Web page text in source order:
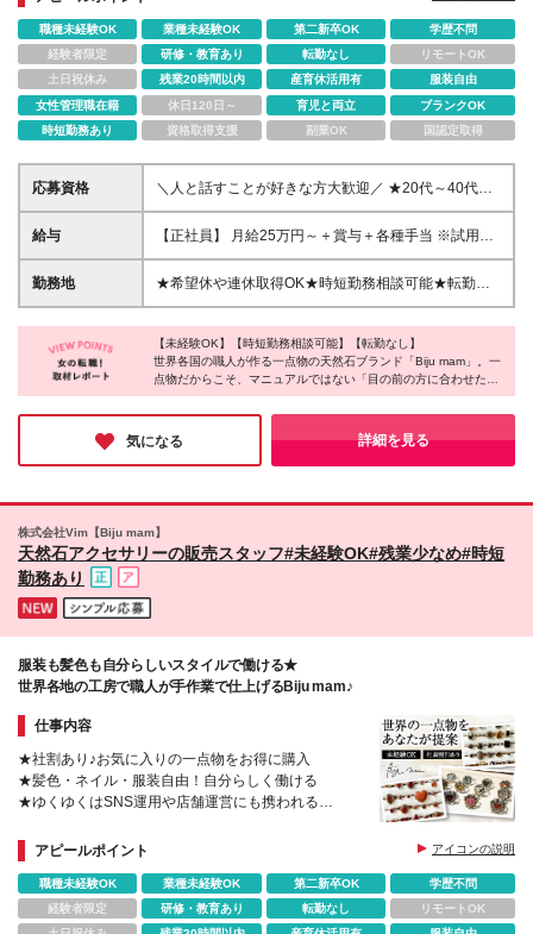
職種未経験OK 業種未経験OK 第二新卒OK
学歴不問
経験者限定
研修・教育あり 転勤なし
リモートOK
土日祝休み
残業20時間以内 産育休活用有
服装自由
女性管理職在籍
休日120日～ 育児と両立
ブランクOK
時短勤務あり
資格取得支援 副業OK 国認定取得
応募資格
＼人と話すことが好きな方大歓迎／ ★20代～40代の
スタッフが活躍中 ◆未経験OK ◆第二新卒歓迎 ◆学歴
不問 ～*業界・職種未経験の人も多数！*～ 飲食店ス
躍しています♪
給与
【正社員】 月給25万円～＋賞与＋各種手当 ※試用期
間6か月あり。期間中は時給1400円となり、その他待
遇に変更はありません。 ※残業代は別途支給します
勤務地
★希望休や連休取得OK★時短勤務相談可能★転勤な
し★U・Iターン歓迎 【渋谷スクランブルスクエア
5F】 東京都渋谷区渋谷2丁目24−12 渋谷スクランブル
スクエア5F 【Biju mam STATION】 東京都港区北青
山3-6-12 東京メトロ表参道駅構内 Echika表参道
【Biju mam 横浜高島屋1F】 神奈川県横浜市西区南幸
1-6-31 横浜高島屋 1F 【Biju mam ルミネ大宮】 埼玉
県さいたま市大宮区錦町630 ルミネ2 3F 【Biju mam
【未経験OK】【時短勤務相談可能】【転勤なし】
世界各国の職人が作る一点物の天然石ブランド「Biju mam」。一
点物だからこそ、マニュアルではない「目の前の方に合わせた言
葉」を大切にしていました。それが面白さに変わるのは、ノルマ
に縛られずチームで助け合う文化があるから！「お客様と一緒に
運命の石を探す」という純粋な接客の醍醐味に加え、SNSや売場
作りにも自分のアイデアが反映される魅力的な環境です♪
気になる 詳細を見る
株式会社Vim【Biju mam】
天然石アクセサリーの販売スタッフ#未経験OK#残業少なめ#時短
勤務あり
服装も髪色も自分らしいスタイルで働ける★
世界各地の工房で職人が手作業で仕上げるBiju mam♪
仕事内容
★社割あり♪お気に入りの一点物をお得に購入
★髪色・ネイル・服装自由！自分らしく働ける
★ゆくゆくはSNS運用や店舗運営にも携われる
解のある職場
アピールポイント アイコンの説明
職種未経験OK 業種未経験OK 第二新卒OK
学歴不問
経験者限定
研修・教育あり 転勤なし
リモートOK